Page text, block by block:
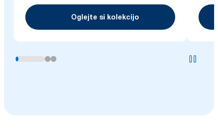
Oglejte si kolekcijo